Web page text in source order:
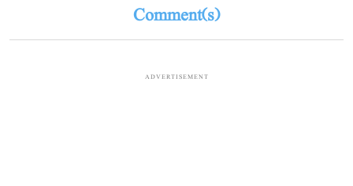
Comment(s)
ADVERTISEMENT